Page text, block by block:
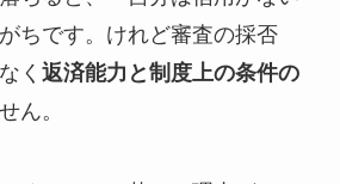
ちです。けれど審査の採否
く 返済能力と制度上の条件の
ん。